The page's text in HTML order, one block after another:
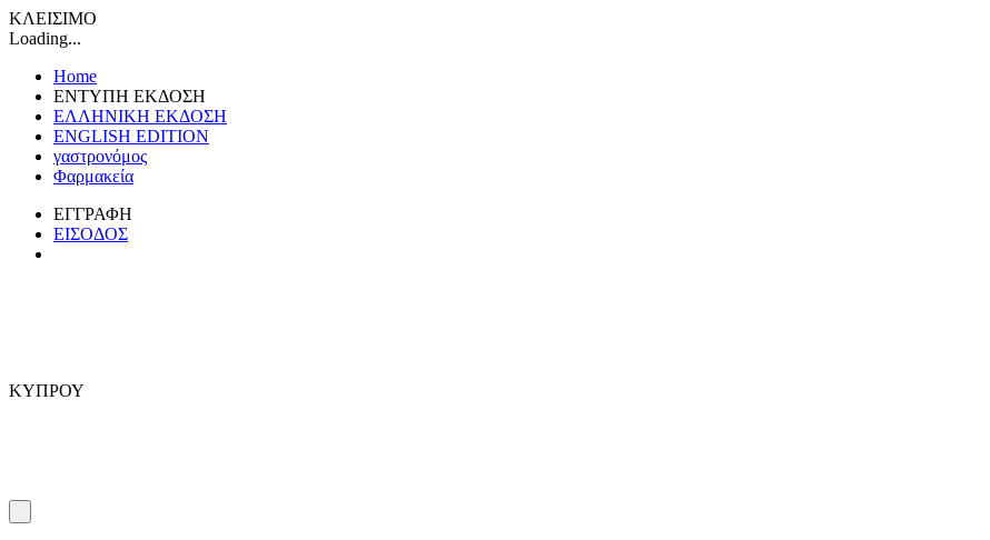
ΚΛΕΙΣΙΜΟ
Loading...
Home
ΕΝΤΥΠΗ ΕΚΔΟΣΗ
ΕΛΛΗΝΙΚΗ ΕΚΔΟΣΗ
ENGLISH EDITION
γαστρονόμος
Φαρμακεία
ΕΓΓΡΑΦΗ
ΕΙΣΟΔΟΣ
ΚΥΠΡΟΥ